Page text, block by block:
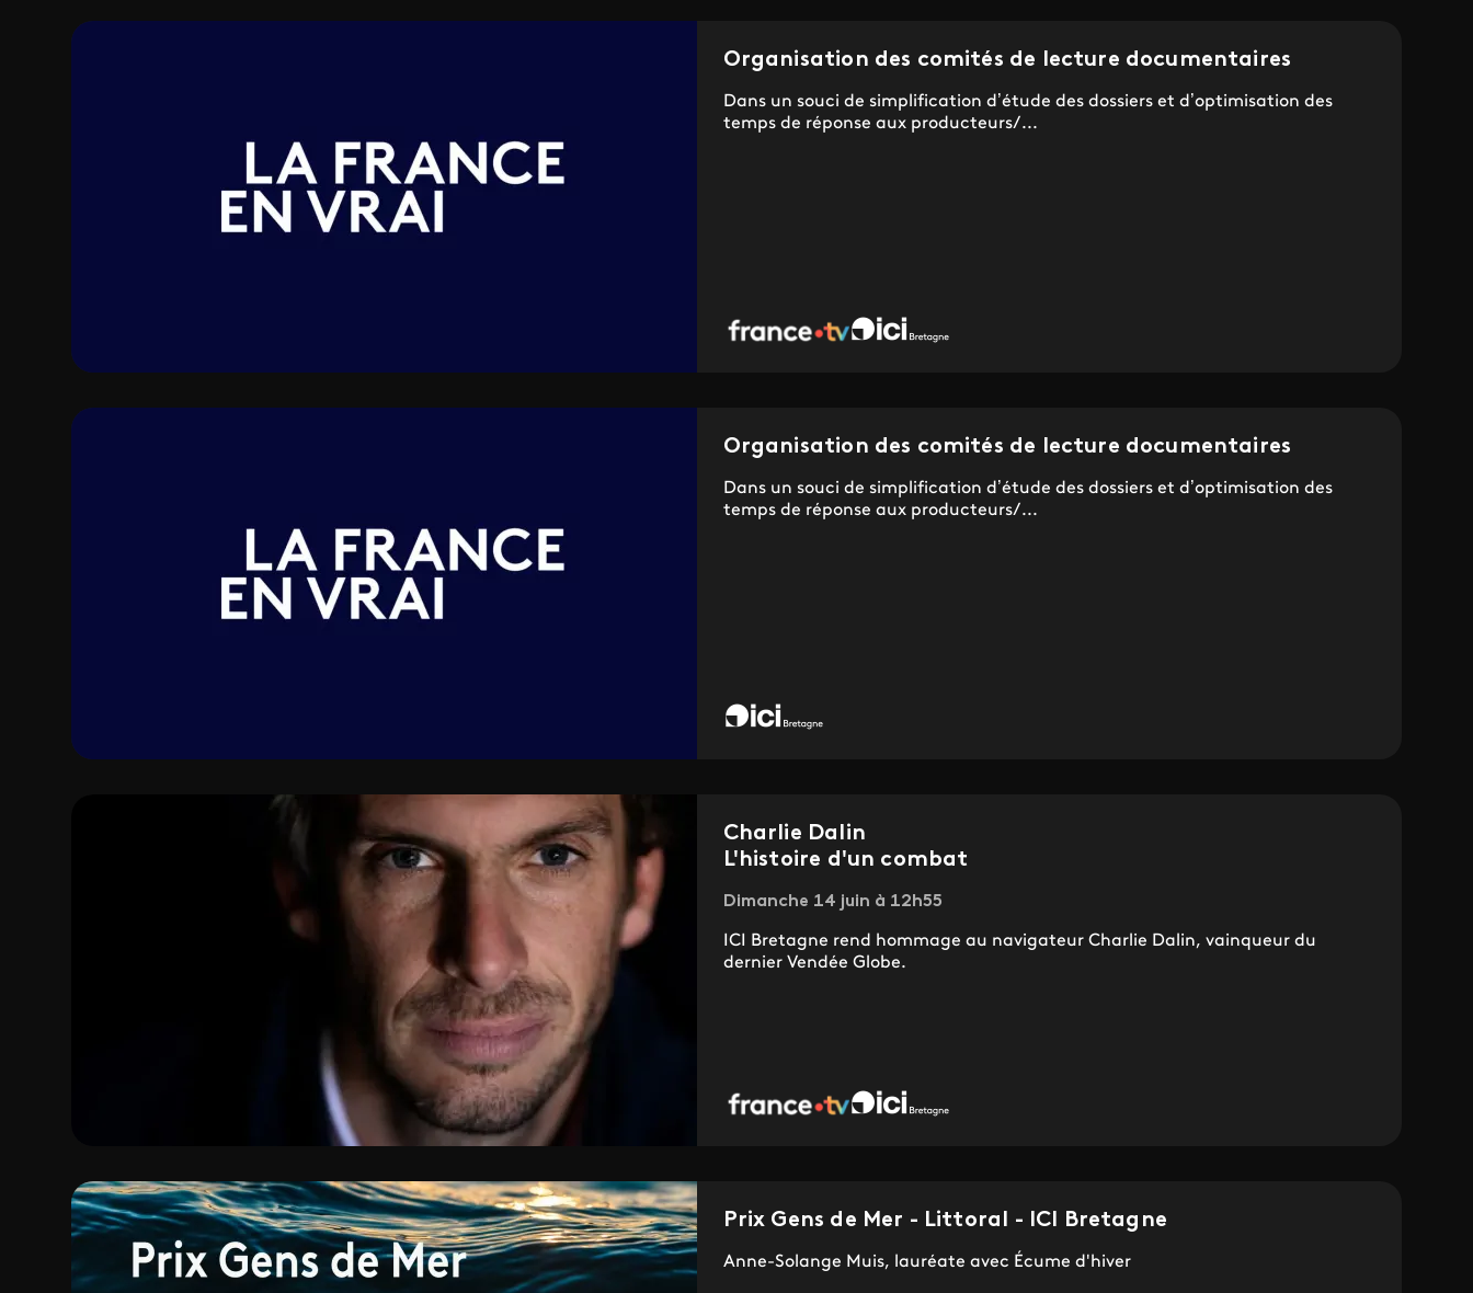
Organisation des comités de lecture documentaires
Dans un souci de simplification d’étude des dossiers et d’optimisation des
temps de réponse aux producteurs/...
Organisation des comités de lecture documentaires
Dans un souci de simplification d’étude des dossiers et d’optimisation des
temps de réponse aux producteurs/...
Charlie Dalin
L'histoire d'un combat
Dimanche 14 juin à 12h55
ICI Bretagne rend hommage au navigateur Charlie Dalin, vainqueur du
dernier Vendée Globe.
Prix Gens de Mer - Littoral - ICI Bretagne
Anne-Solange Muis, lauréate avec Écume d'hiver